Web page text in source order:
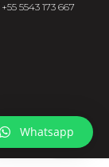
+55 5543 173 667
Whatsapp